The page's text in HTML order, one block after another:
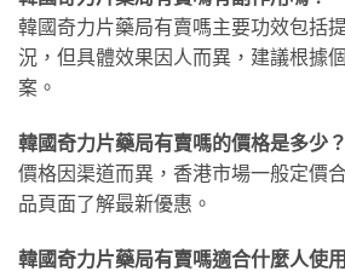
韓國奇力片藥局有賣嗎主要功效包括
況，但具體效果因人而異，建議根據
案。
韓國奇力片藥局有賣嗎的價格是多少？
價格因渠道而異，香港市場一般定價
品頁面了解最新優惠。
韓國奇力片藥局有賣嗎適合什麼人使